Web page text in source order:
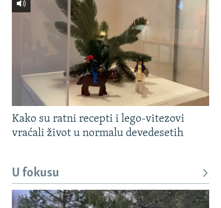
Kako su ratni recepti i lego-vitezovi
vraćali život u normalu devedesetih
U fokusu